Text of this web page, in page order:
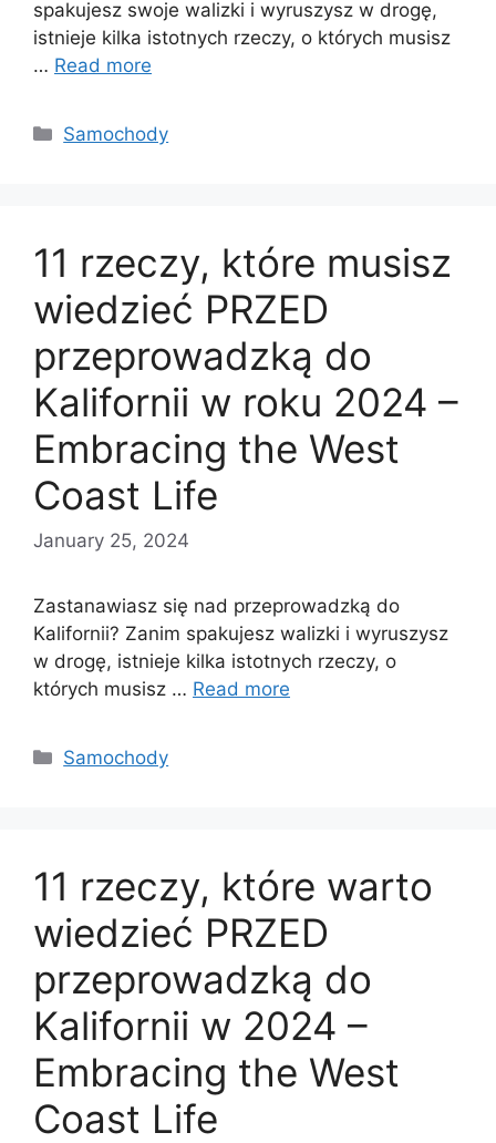
spakujesz swoje walizki i wyruszysz w drogę,
istnieje kilka istotnych rzeczy, o których musisz
… Read more
Categories
Samochody
11 rzeczy, które musisz
wiedzieć PRZED
przeprowadzką do
Kalifornii w roku 2024 –
Embracing the West
Coast Life
January 25, 2024
Zastanawiasz się nad przeprowadzką do
Kalifornii? Zanim spakujesz walizki i wyruszysz
w drogę, istnieje kilka istotnych rzeczy, o
których musisz … Read more
Categories
Samochody
11 rzeczy, które warto
wiedzieć PRZED
przeprowadzką do
Kalifornii w 2024 –
Embracing the West
Coast Life